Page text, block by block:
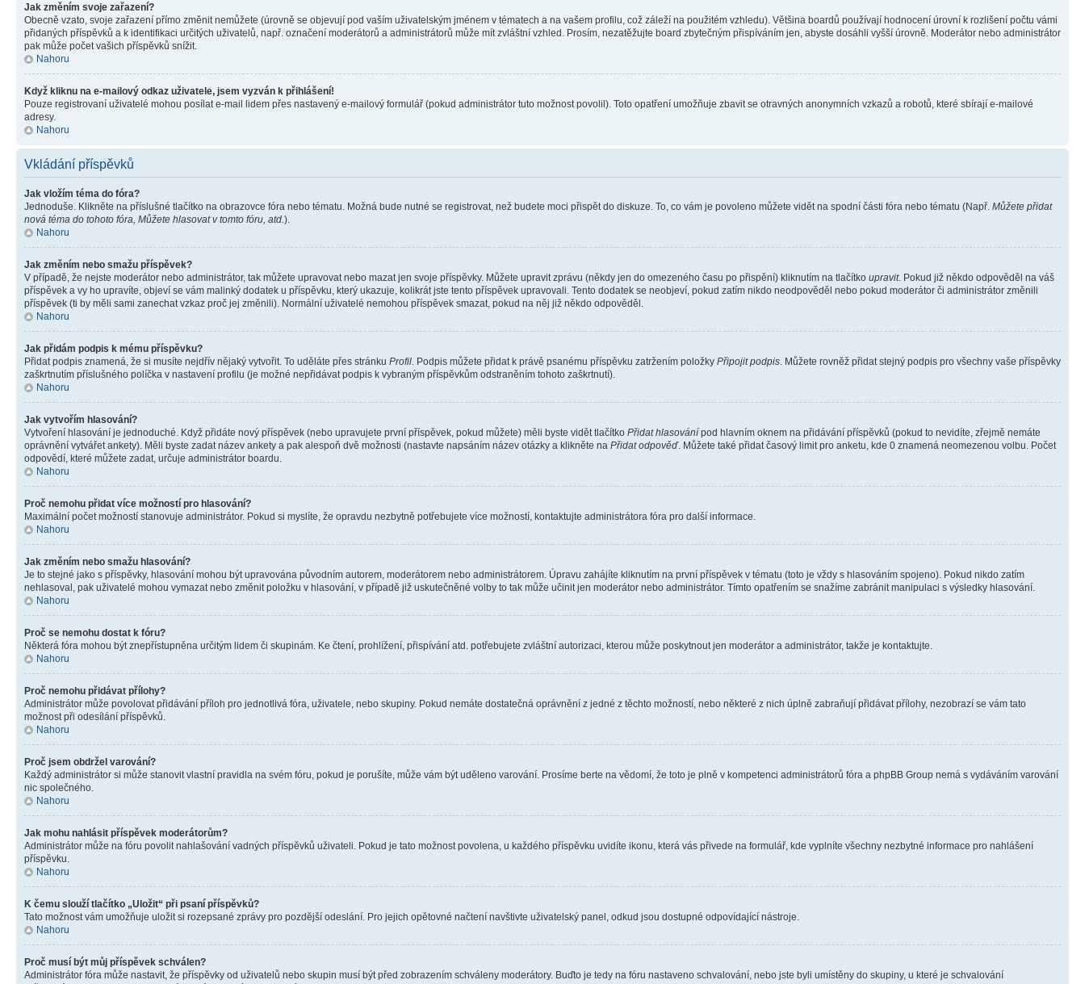
Jak změním svoje zařazení?
Obecně vzato, svoje zařazení přímo změnit nemůžete (úrovně se objevují pod vaším uživatelským jménem v tématech a na vašem profilu, což záleží na použitém vzhledu). Většina boardů používají hodnocení úrovní k rozlišení počtu vámi
přidaných příspěvků a k identifikaci určitých uživatelů, např. označení moderátorů a administrátorů může mít zvláštní vzhled. Prosím, nezatěžujte board zbytečným přispíváním jen, abyste dosáhli vyšší úrovně. Moderátor nebo administrátor
pak může počet vašich příspěvků snížit.
Nahoru
Když kliknu na e-mailový odkaz uživatele, jsem vyzván k přihlášení!
Pouze registrovaní uživatelé mohou posílat e-mail lidem přes nastavený e-mailový formulář (pokud administrátor tuto možnost povolil). Toto opatření umožňuje zbavit se otravných anonymních vzkazů a robotů, které sbírají e-mailové
adresy.
Nahoru
Vkládání příspěvků
Jak vložím téma do fóra?
Jednoduše. Klikněte na příslušné tlačítko na obrazovce fóra nebo tématu. Možná bude nutné se registrovat, než budete moci přispět do diskuze. To, co vám je povoleno můžete vidět na spodní části fóra nebo tématu (Např. Můžete přidat
nová téma do tohoto fóra, Můžete hlasovat v tomto fóru, atd. ).
Nahoru
Jak změním nebo smažu příspěvek?
V případě, že nejste moderátor nebo administrátor, tak můžete upravovat nebo mazat jen svoje příspěvky. Můžete upravit zprávu (někdy jen do omezeného času po přispění) kliknutím na tlačítko upravit. Pokud již někdo odpověděl na váš
příspěvek a vy ho upravíte, objeví se vám malinký dodatek u příspěvku, který ukazuje, kolikrát jste tento příspěvek upravovali. Tento dodatek se neobjeví, pokud zatím nikdo neodpověděl nebo pokud moderátor či administrátor změnili
příspěvek (ti by měli sami zanechat vzkaz proč jej změnili). Normální uživatelé nemohou příspěvek smazat, pokud na něj již někdo odpověděl.
Nahoru
Jak přidám podpis k mému příspěvku?
Přidat podpis znamená, že si musíte nejdřív nějaký vytvořit. To uděláte přes stránku Profil . Podpis můžete přidat k právě psanému příspěvku zatržením položky Připojit podpis . Můžete rovněž přidat stejný podpis pro všechny vaše příspěvky
zaškrtnutím příslušného políčka v nastavení profilu (je možné nepřidávat podpis k vybraným příspěvkům odstraněním tohoto zaškrtnutí).
Nahoru
Jak vytvořím hlasování?
Vytvoření hlasování je jednoduché. Když přidáte nový příspěvek (nebo upravujete první příspěvek, pokud můžete) měli byste vidět tlačítko Přidat hlasovánípod hlavním oknem na přidávání příspěvků (pokud to nevidíte, zřejmě nemáte
oprávnění vytvářet ankety). Měli byste zadat název ankety a pak alespoň dvě možnosti (nastavte napsáním název otázky a klikněte na Přidat odpověď. Můžete také přidat časový limit pro anketu, kde 0 znamená neomezenou volbu. Počet
odpovědí, které můžete zadat, určuje administrátor boardu.
Nahoru
Proč nemohu přidat více možností pro hlasování?
Maximální počet možností stanovuje administrátor. Pokud si myslíte, že opravdu nezbytně potřebujete více možností, kontaktujte administrátora fóra pro další informace.
Nahoru
Jak změním nebo smažu hlasování?
Je to stejné jako s příspěvky, hlasování mohou být upravována původním autorem, moderátorem nebo administrátorem. Úpravu zahájíte kliknutím na první příspěvek v tématu (toto je vždy s hlasováním spojeno). Pokud nikdo zatím
nehlasoval, pak uživatelé mohou vymazat nebo změnit položku v hlasování, v případě již uskutečněné volby to tak může učinit jen moderátor nebo administrátor. Tímto opatřením se snažíme zabránit manipulaci s výsledky hlasování.
Nahoru
Proč se nemohu dostat k fóru?
Některá fóra mohou být znepřístupněna určitým lidem či skupinám. Ke čtení, prohlížení, přispívání atd. potřebujete zvláštní autorizaci, kterou může poskytnout jen moderátor a administrátor, takže je kontaktujte.
Nahoru
Proč nemohu přidávat přílohy?
Administrátor může povolovat přidávání příloh pro jednotlivá fóra, uživatele, nebo skupiny. Pokud nemáte dostatečná oprávnění z jedné z těchto možností, nebo některé z nich úplně zabraňují přidávat přílohy, nezobrazí se vám tato
možnost při odesílání příspěvků.
Nahoru
Proč jsem obdržel varování?
Každý administrátor si může stanovit vlastní pravidla na svém fóru, pokud je porušíte, může vám být uděleno varování. Prosíme berte na vědomí, že toto je plně v kompetenci administrátorů fóra a phpBB Group nemá s vydáváním varování
nic společného.
Nahoru
Jak mohu nahlásit příspěvek moderátorům?
Administrátor může na fóru povolit nahlašování vadných příspěvků uživateli. Pokud je tato možnost povolena, u každého příspěvku uvidíte ikonu, která vás přivede na formulář, kde vyplníte všechny nezbytné informace pro nahlášení
příspěvku.
Nahoru
K čemu slouží tlačítko „Uložit“ při psaní příspěvků?
Tato možnost vám umožňuje uložit si rozepsané zprávy pro pozdější odeslání. Pro jejich opětovné načtení navštivte uživatelský panel, odkud jsou dostupné odpovídající nástroje.
Nahoru
Proč musí být můj příspěvek schválen?
Administrátor fóra může nastavit, že příspěvky od uživatelů nebo skupin musí být před zobrazením schváleny moderátory. Buďto je tedy na fóru nastaveno schvalování, nebo jste byli umístěny do skupiny, u které je schvalování